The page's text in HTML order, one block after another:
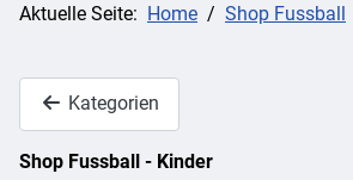
Aktuelle Seite: Home Shop Fussball
Kategorien
Shop Fussball - Kinder